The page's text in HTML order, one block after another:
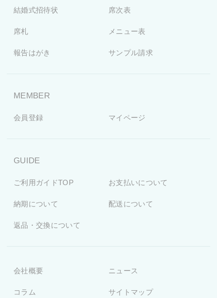
結婚式招待状 席次表
席札 メニュー表
報告はがき サンプル請求
MEMBER
会員登録 マイページ
GUIDE
ご利用ガイドTOP お支払いについて
納期について 配送について
返品・交換について
会社概要 ニュース
コラム サイトマップ